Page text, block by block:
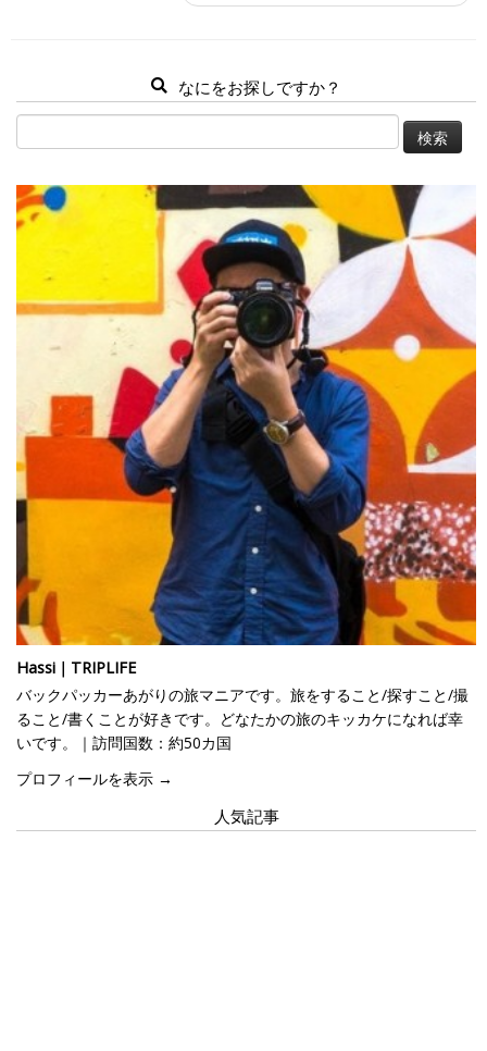
なにをお探しですか？
検
索:
Hassi｜TRIPLIFE
バックパッカーあがりの旅マニアです。旅をすること/探すこと/撮
ること/書くことが好きです。どなたかの旅のキッカケになれば幸
いです。｜訪問国数：約50カ国
プロフィールを表示 →
人気記事